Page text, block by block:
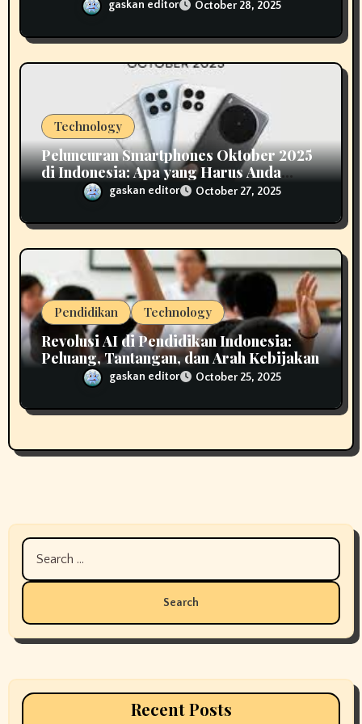
gaskan editor October 28, 2025
Technology
Peluncuran Smartphones Oktober 2025
di Indonesia: Apa yang Harus Anda
Ketahui
gaskan editor October 27, 2025
Pendidikan Technology
Revolusi AI di Pendidikan Indonesia:
Peluang, Tantangan, dan Arah Kebijakan
gaskan editor October 25, 2025
Search
for:
Recent Posts